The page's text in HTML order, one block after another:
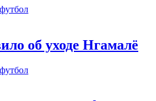
об уходе Нгамалё